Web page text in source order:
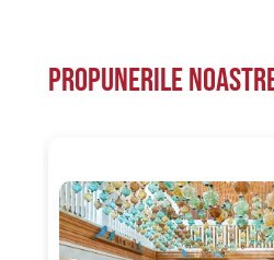
Propunerile